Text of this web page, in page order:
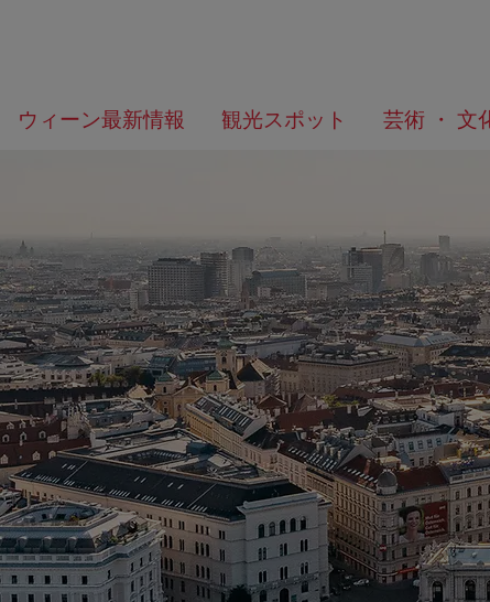
ニ
の
ッ
プ
へ
ウィーン最新情報 観光スポット 芸術 ・ 文
何
を
か？